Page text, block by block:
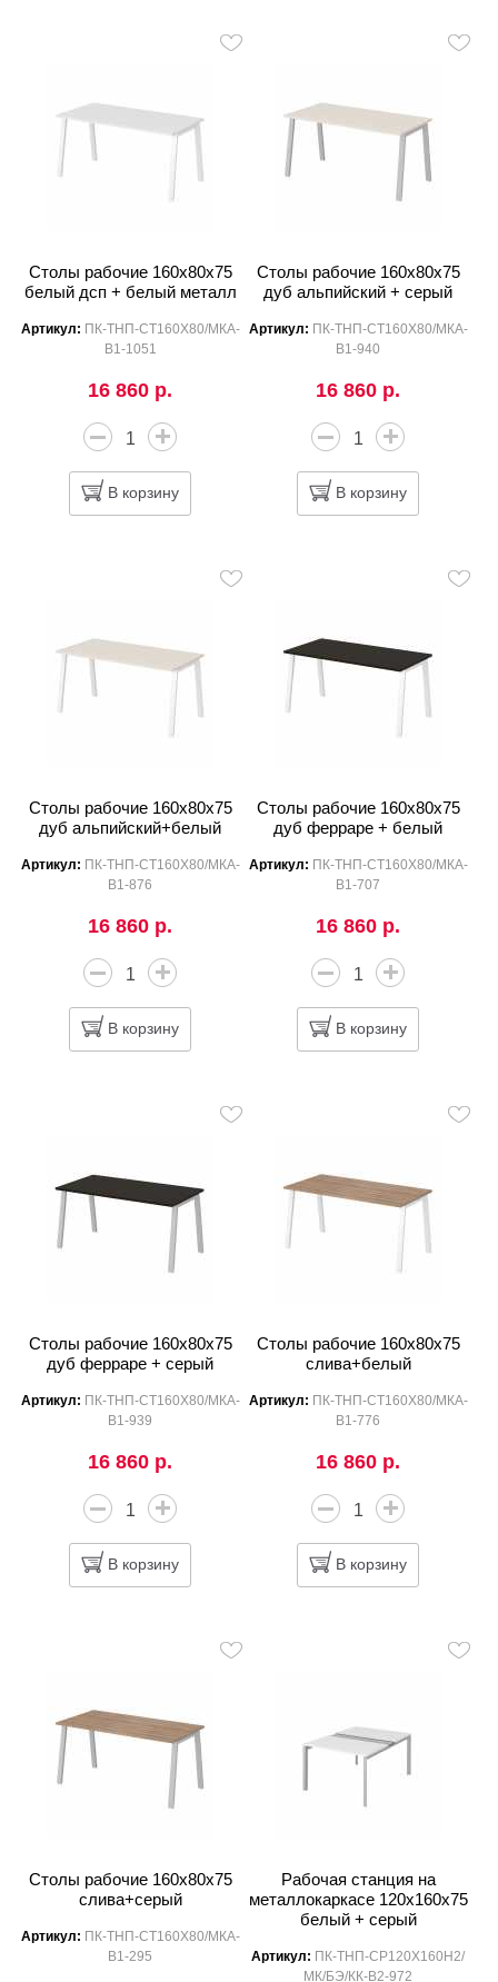
Столы рабочие 160x80x75
белый дсп + белый металл
Артикул: ПК-ТНП-СТ160Х80/МКА-
В1-1051
16 860 р.
В корзину
Столы рабочие 160x80x75
дуб альпийский + серый
Артикул: ПК-ТНП-СТ160Х80/МКА-
В1-940
16 860 р.
В корзину
Столы рабочие 160x80x75
дуб альпийский+белый
Артикул: ПК-ТНП-СТ160Х80/МКА-
В1-876
16 860 р.
В корзину
Столы рабочие 160x80x75
дуб ферраре + белый
Артикул: ПК-ТНП-СТ160Х80/МКА-
В1-707
16 860 р.
В корзину
Столы рабочие 160x80x75
дуб ферраре + серый
Артикул: ПК-ТНП-СТ160Х80/МКА-
В1-939
16 860 р.
В корзину
Столы рабочие 160x80x75
слива+белый
Артикул: ПК-ТНП-СТ160Х80/МКА-
В1-776
16 860 р.
В корзину
Столы рабочие 160x80x75
слива+серый
Артикул: ПК-ТНП-СТ160Х80/МКА-
В1-295
Рабочая станция на
металлокаркасе 120x160x75
белый + серый
Артикул: ПК-ТНП-СР120Х160Н2/
МК/БЭ/КК-В2-972